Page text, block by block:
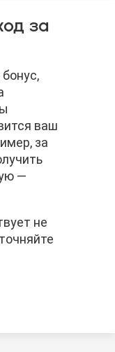
за
ваш
за
—
не